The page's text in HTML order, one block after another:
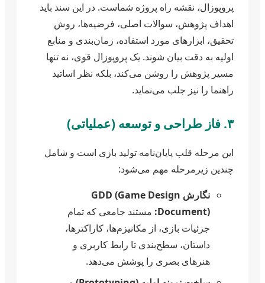
پروپوزال، نقشه راه پروژه شماست. در این سند باید
اهداف پژوهش، سوالات اصلی، فرضیه‌ها، روش
تحقیق، ابزارهای مورد استفاده، زمان‌بندی و منابع
اولیه به دقت بیان شوند. یک پروپوزال قوی، نه تنها
مسیر پژوهش را روشن می‌کند، بلکه نظر اساتید
راهنما را نیز جلب می‌نماید.
۳. فاز طراحی و توسعه (عملیاتی)
این مرحله قلب پایان‌نامه تولید بازی است و شامل
چندین زیرمرحله مهم می‌شود:
نگارش GDD (Game Design
Document): مستند جامعی که تمام
جزئیات بازی، از مکانیزم‌ها، کاراکترها،
داستان، سطح‌بندی تا رابط کاربری و
هنرهای بصری را پوشش می‌دهد.